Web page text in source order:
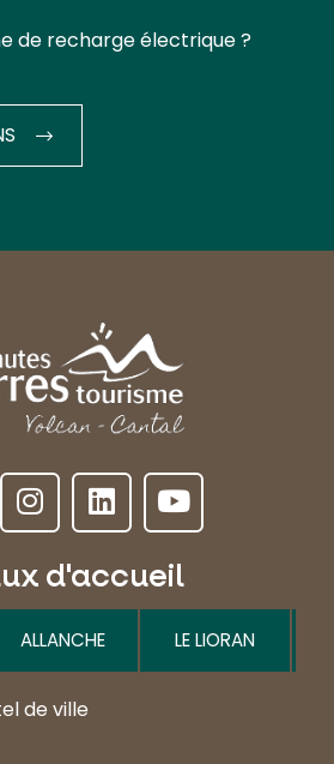
de recharge électrique ?
d'accueil
ALLANCHE LE LIORAN
de ville